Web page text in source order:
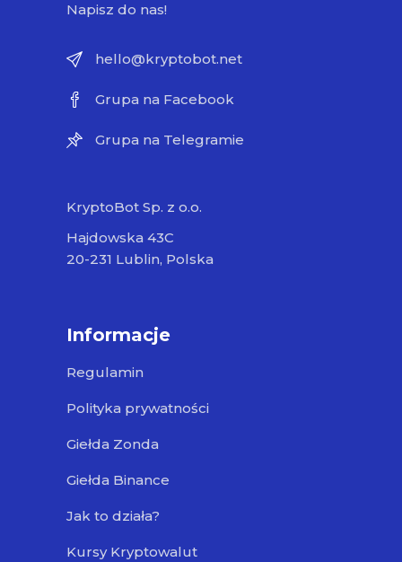
Napisz do nas!
hello@kryptobot.net
Grupa na Facebook
Grupa na Telegramie
KryptoBot Sp. z o.o.
Hajdowska 43C
20-231 Lublin, Polska
Informacje
Regulamin
Polityka prywatności
Giełda Zonda
Giełda Binance
Jak to działa?
Kursy Kryptowalut